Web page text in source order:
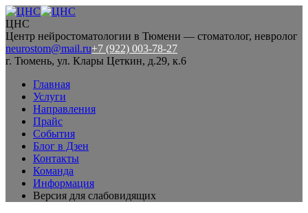
ЦНС
Центр нейростоматологии в Тюмени — стоматолог, невролог
neurostom@mail.ru+7 (922) 003-78-27
г. Тюмень, ул. Клары Цеткин, д.29, к.6
Главная
Услуги
Направления
Прайс
События
Блог в Дзен
Контакты
Команда
Информация
Версия для слабовидящих